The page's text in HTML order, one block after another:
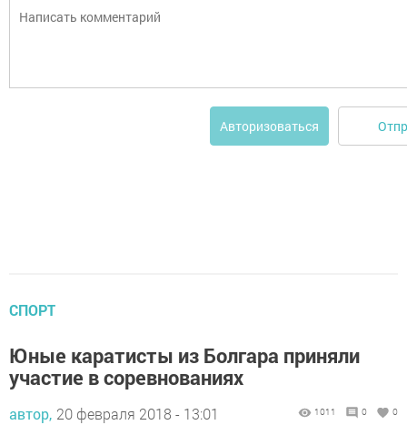
Авторизоваться
СПОРТ
Юные каратисты из Болгара приняли
участие в соревнованиях
автор, 20 февраля 2018 - 13:01 1011 0 0